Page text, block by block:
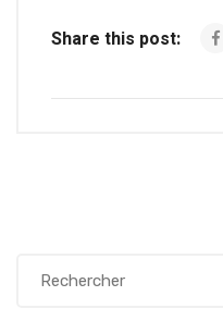
Share this post: